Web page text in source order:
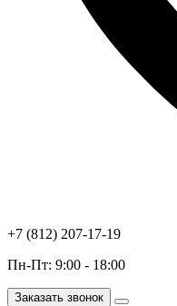
+7 (812) 207-17-19
Пн-Пт: 9:00 - 18:00
Заказать звонок